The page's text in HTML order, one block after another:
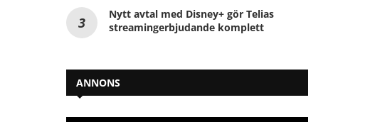
Nytt avtal med Disney+ gör Telias
streamingerbjudande komplett
ANNONS